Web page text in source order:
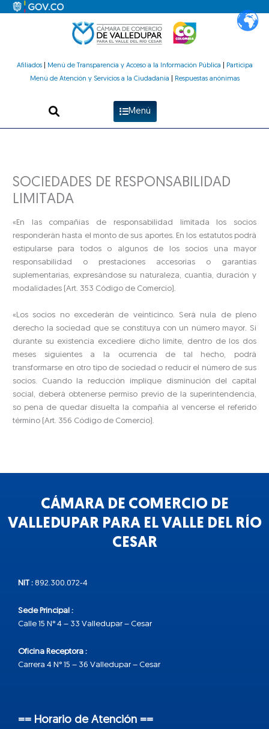
Afiliados| Menú de Transparencia y Acceso a la Información Pública
Participa
Menú de Atención y Servicios a la Ciudadanía
Respuestas anónimas
Menú
SOCIEDADES DE RESPONSABILIDAD
LIMITADA
«En las compañías de responsabilidad limitada los socios
responderán hasta el monto de sus aportes. En los estatutos podrá
estipularse para todos o algunos de los socios una mayor
responsabilidad o prestaciones accesorias o garantías
suplementarias, expresándose su naturaleza, cuantía, duración y
modalidades (Art. 353 Código de Comercio).
«Los socios no excederán de veinticinco. Será nula de pleno
derecho la sociedad que se constituya con un número mayor. Si
durante su existencia excediere dicho límite, dentro de los dos
meses siguientes a la ocurrencia de tal hecho, podrá
transformarse en otro tipo de sociedad o reducir el número de sus
socios. Cuando la reducción implique disminución del capital
social, deberá obtenerse permiso previo de la superintendencia,
so pena de quedar disuelta la compañía al vencerse el referido
término (Art. 356 Código de Comercio).
CÁMARA DE COMERCIO DE
VALLEDUPAR PARA EL VALLE DEL RÍO
CESAR
NIT : 892.300.072-4
Sede Principal :
Calle 15 N° 4 – 33 Valledupar – Cesar
Oficina Receptora :
Carrera 4 N° 15 – 36 Valledupar – Cesar
== Horario de Atención ==